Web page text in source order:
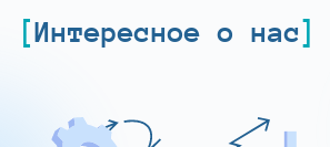
Интересное о нас